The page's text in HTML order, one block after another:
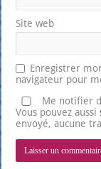
Site web
Enregistrer
navigateur pour
Me notifier
Vous pouvez aussi
envoyé, aucune